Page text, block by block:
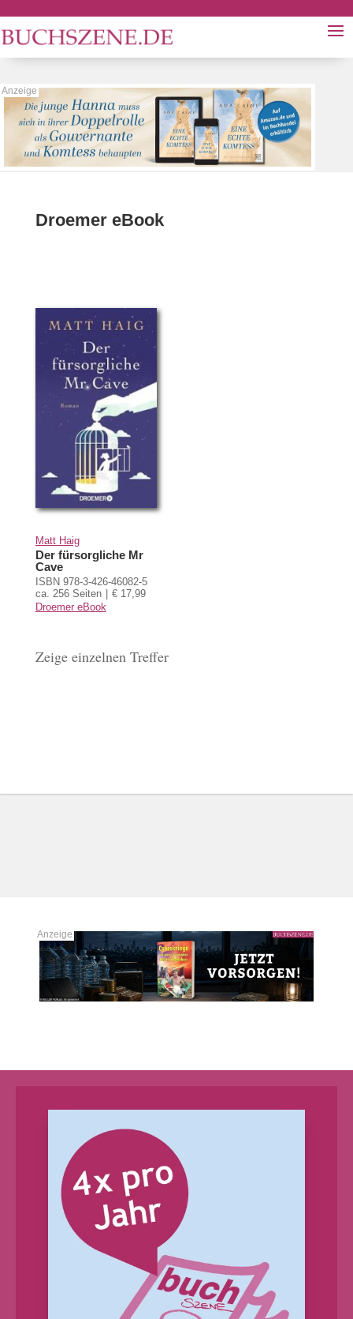
Droemer eBook
Matt Haig
Der fürsorgliche Mr
Cave
ISBN 978-3-426-46082-5
ca. 256 Seiten
€ 17,99
Droemer eBook
Zeige einzelnen Treffer